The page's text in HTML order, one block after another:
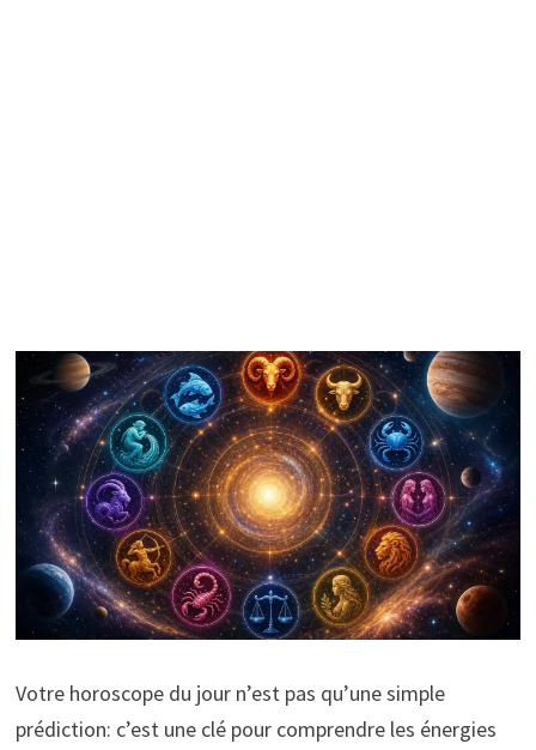
Votre horoscope du jour n’est pas qu’une simple
prédiction: c’est une clé pour comprendre les énergies